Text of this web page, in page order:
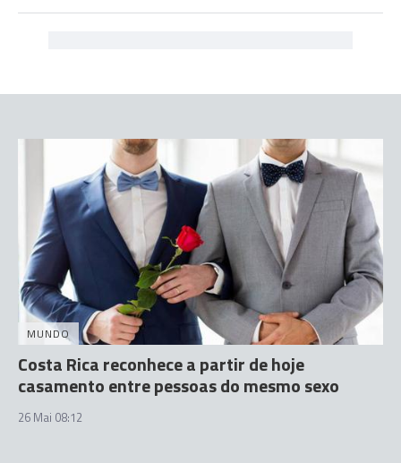
MUNDO
Costa Rica reconhece a partir de hoje
casamento entre pessoas do mesmo sexo
26 Mai 08:12